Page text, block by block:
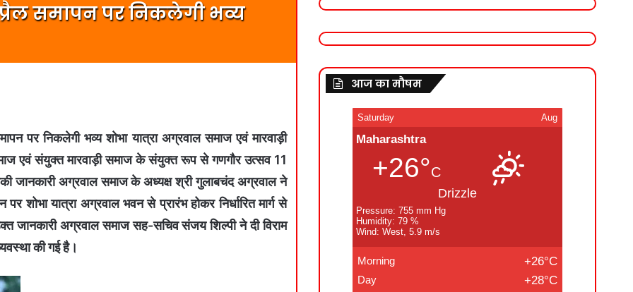
समापन पर निकलेगी भव्य
पर निकलेगी भव्य शोभा यात्रा अग्रवाल समाज एवं मारवाड़ी
एवं संयुक्त मारवाड़ी समाज के संयुक्त रूप से गणगौर उत्सव 11
जानकारी अग्रवाल समाज के अध्यक्ष श्री गुलाबचंद अग्रवाल ने
शोभा यात्रा अग्रवाल भवन से प्रारंभ होकर निर्धारित मार्ग से
जानकारी अग्रवाल समाज सह-सचिव संजय शिल्पी ने दी विराम
की गई है।
आज का मौषम
Saturday Aug
Maharashtra
+26°C
Drizzle
Pressure: 755 mm Hg
Humidity: 79 %
Wind: West, 5.9 m/s
Morning +26°C
Day +28°C